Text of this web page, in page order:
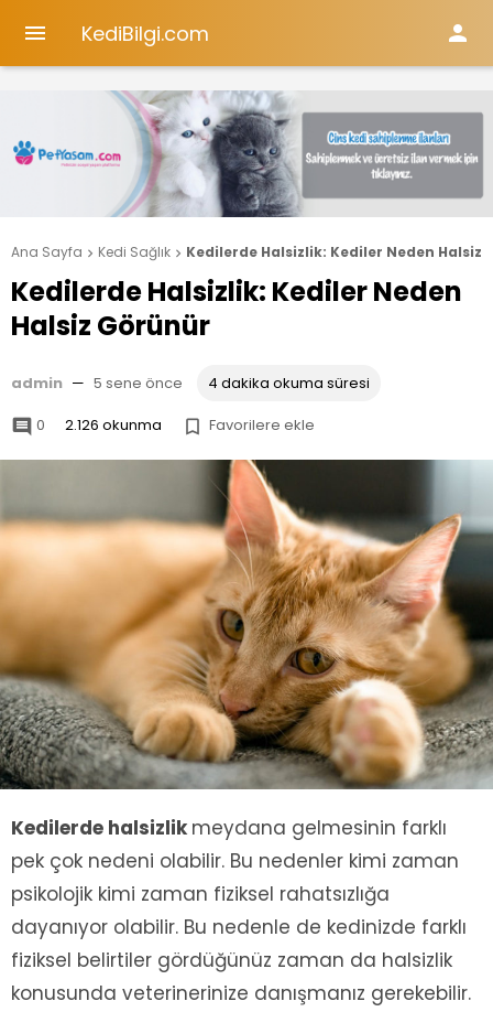
 KediBilgi.com 
Ana Sayfa  Kedi Sağlık  Kedilerde Halsizlik: Kediler Neden Halsiz
Kedilerde Halsizlik: Kediler Neden
Halsiz Görünür
admin — 5 sene önce 4 dakika okuma süresi
 0 2.126 okunma  Favorilere ekle
Kedilerde halsizlik meydana gelmesinin farklı
pek çok nedeni olabilir. Bu nedenler kimi zaman
psikolojik kimi zaman fiziksel rahatsızlığa
dayanıyor olabilir. Bu nedenle de kedinizde farklı
fiziksel belirtiler gördüğünüz zaman da halsizlik
konusunda veterinerinize danışmanız gerekebilir.